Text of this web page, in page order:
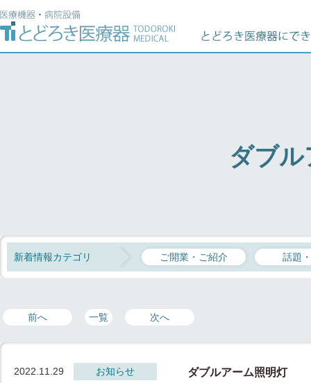
ダブ
新着情報カテゴリ ご開業・ご紹介 話題
前へ 一覧 次へ
2022.11.29 お知らせ ダブルアーム照明灯